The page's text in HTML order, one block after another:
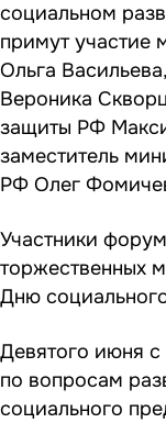
социальном
примут участие
Ольга
Вероника
защиты РФ
заместитель
РФ Олег
Участники
торжественных
Дню
Девятого июня с
по вопросам
социального